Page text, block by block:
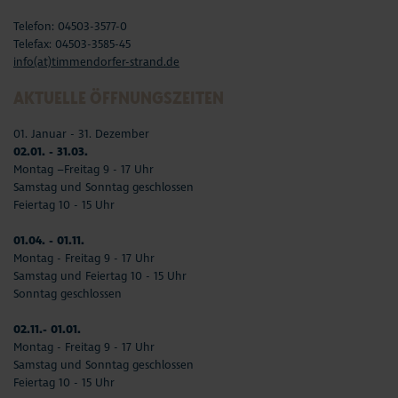
Telefon: 04503-3577-0
Telefax: 04503-3585-45
info(at)timmendorfer-strand.de
01. Januar - 31. Dezember
02.01. - 31.03.
Montag –Freitag 9 - 17 Uhr
Samstag und Sonntag geschlossen
Feiertag 10 - 15 Uhr
01.04. - 01.11.
Montag - Freitag 9 - 17 Uhr
Samstag und Feiertag 10 - 15 Uhr
Sonntag geschlossen
02.11.- 01.01.
Montag - Freitag 9 - 17 Uhr
Samstag und Sonntag geschlossen
Feiertag 10 - 15 Uhr